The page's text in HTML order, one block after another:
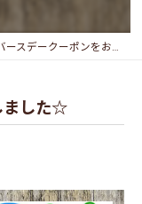
ースデークーポンをお届けしました☆
ました☆